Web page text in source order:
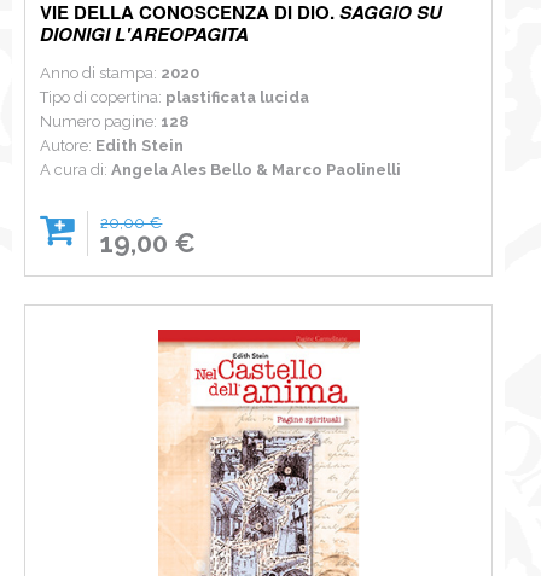
VIE DELLA CONOSCENZA DI DIO.SAGGIO SU
DIONIGI L'AREOPAGITA
Anno di stampa: 2020
Tipo di copertina: plastificata lucida
Numero pagine: 128
Autore: Edith Stein
A cura di:Angela Ales Bello & Marco Paolinelli
20,00 €
19,00 €